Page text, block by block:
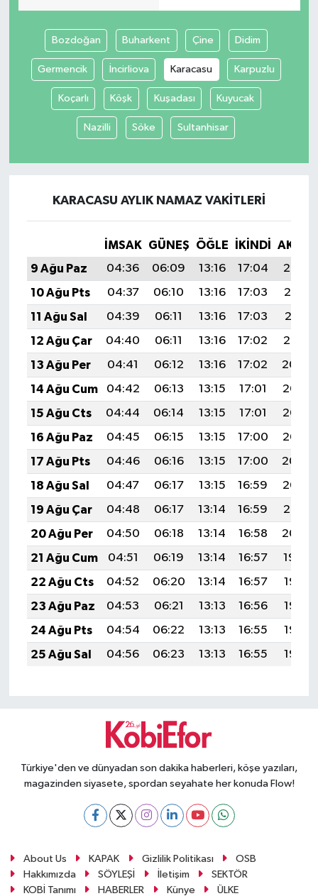
Bozdoğan Buharkent Çine Didim
Germencik İncirliova Karacasu Karpuzlu
Koçarlı Köşk Kuşadası Kuyucak
Nazilli Söke Sultanhisar
KARACASU AYLIK NAMAZ VAKITLERI
İMSAK GÜNEŞ ÖĞLE İKINDI
9 Ağu Paz
04:36 06:09 13:16 17:04
20:14
10 Ağu Pts
04:37 06:10 13:16 17:03
20:13
11 Ağu Sal
04:39 06:11 13:16 17:03
20:11
12 Ağu Çar
04:40 06:11 13:16 17:02
20:10
13 Ağu Per
04:41 06:12 13:16 17:02
20:09
14 Ağu Cum
04:42 06:13 13:15 17:01
20:08
15 Ağu Cts
04:44 06:14 13:15 17:01
20:06
16 Ağu Paz
04:45 06:15 13:15 17:00
20:05
17 Ağu Pts
04:46 06:16 13:15 17:00
20:04
18 Ağu Sal
04:47 06:17 13:15 16:59
20:03
19 Ağu Çar
04:48 06:17 13:14 16:59
20:01
20 Ağu Per
04:50 06:18 13:14 16:58
20:00
21 Ağu Cum
04:51 06:19 13:14 16:57
19:59
22 Ağu Cts
04:52 06:20 13:14 16:57
19:57
23 Ağu Paz
04:53 06:21 13:13 16:56
19:56
24 Ağu Pts
04:54 06:22 13:13 16:55
19:55
25 Ağu Sal
04:56 06:23 13:13 16:55 19:53
Türkiye'den ve dünyadan son dakika haberleri, köşe yazıları,
magazinden siyasete, spordan seyahate her konuda Flow!
About Us KAPAK Gizlilik Politikası
OSB
Hakkımızda
SÖYLEŞİ İletişim
SEKTÖR
KOBİ Tanımı
HABERLER Künye ÜLKE